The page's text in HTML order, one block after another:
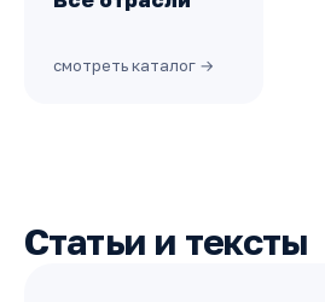
смотреть каталог →
Статьи и тексты